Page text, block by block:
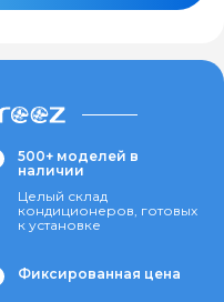
500+ моделей в
наличии
Целый склад
кондиционеров, готовых
к установке
Фиксированная цена